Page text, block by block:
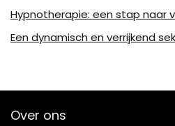
Hypnotherapie: een stap naar
Een dynamisch en verrijkend
Over ons